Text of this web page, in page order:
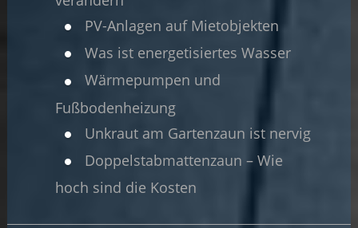
PV-Anlagen auf Mietobjekten
Was ist energetisiertes Wasser
Wärmepumpen und
Fußbodenheizung
Unkraut am Gartenzaun ist nervig
Doppelstabmattenzaun – Wie
hoch sind die Kosten